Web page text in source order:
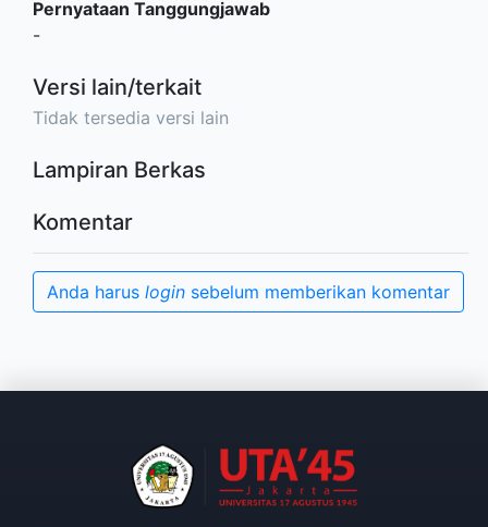
Pernyataan Tanggungjawab
-
Versi lain/terkait
Tidak tersedia versi lain
Lampiran Berkas
Komentar
Anda harus login sebelum memberikan komentar